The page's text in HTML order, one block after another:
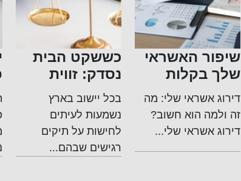
שיפור האשראי
שלך בקלות
דירוג אשראי שלי: מה
זה ולמה הוא חשוב?
דירוג אשראי שלי...
כששקט הבית
נסדק: זווית
פלילית רגישה
ומדויקת
לעבירות בתוך
המשפחה
בכל יישוב בארץ
נשמעות לעיתים
לחישות על תיקים
רגישים שבהם...